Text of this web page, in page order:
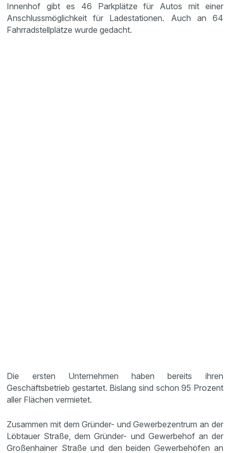
Innenhof gibt es 46 Parkplätze für Autos mit einer
Anschlussmöglichkeit für Ladestationen. Auch an 64
Fahrradstellplätze wurde gedacht.
Die ersten Unternehmen haben bereits ihren
Geschäftsbetrieb gestartet. Bislang sind schon 95 Prozent
aller Flächen vermietet.
Zusammen mit dem Gründer- und Gewerbezentrum an der
Löbtauer Straße, dem Gründer- und Gewerbehof an der
Großenhainer Straße und den beiden Gewerbehöfen an